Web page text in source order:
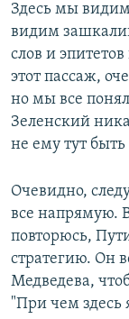
Здесь мы
видим
слов и
этот пассаж,
но мы все
Зеленский
не ему тут
Очевидно,
все напрямую.
повторюсь,
стратегию. Он
Медведева,
"При чем здесь